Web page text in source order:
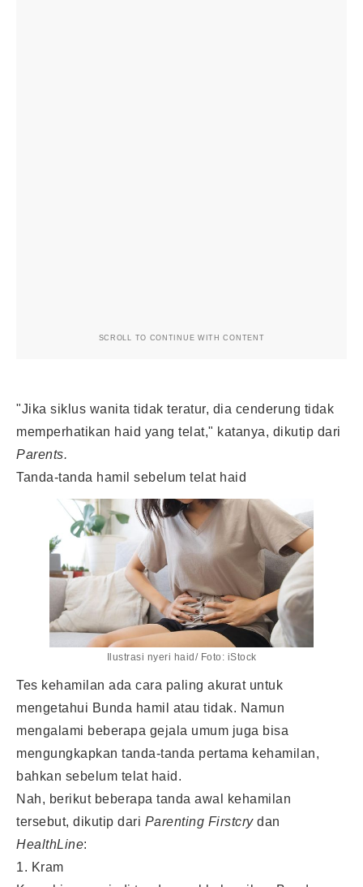
SCROLL TO CONTINUE WITH CONTENT
"Jika siklus wanita tidak teratur, dia cenderung tidak
memperhatikan haid yang telat," katanya, dikutip dari
Parents.
Tanda-tanda hamil sebelum telat haid
Ilustrasi nyeri haid/ Foto: iStock
Tes kehamilan ada cara paling akurat untuk
mengetahui Bunda hamil atau tidak. Namun
mengalami beberapa gejala umum juga bisa
mengungkapkan tanda-tanda pertama kehamilan,
bahkan sebelum telat haid.
Nah, berikut beberapa tanda awal kehamilan
tersebut, dikutip dari Parenting Firstcrydan
HealthLine:
1. Kram